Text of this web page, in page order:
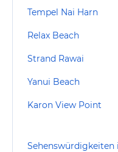
Tempel Nai Harn
Relax Beach
Strand Rawai
Yanui Beach
Karon View Point
Sehenswürdigkeiten